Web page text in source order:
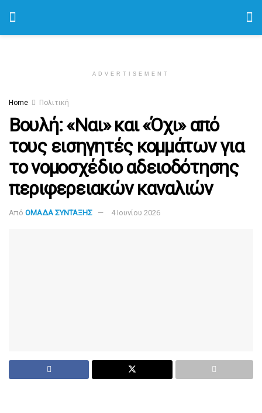
ADVERTISEMENT
Home Πολιτική
Βουλή: «Ναι» και «Όχι» από
τους εισηγητές κομμάτων για
το νομοσχέδιο αδειοδότησης
περιφερειακών καναλιών
Από ΟΜΑΔΑ ΣΥΝΤΑΞΗΣ 4 Ιουνίου 2026